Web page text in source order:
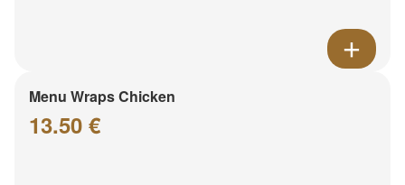
Menu Wraps Chicken
13.50 €